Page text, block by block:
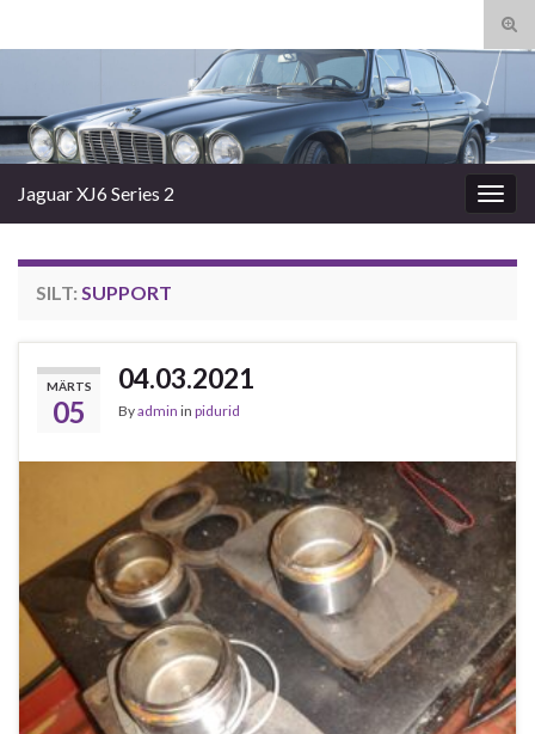
Search for:
Jaguar XJ6 Series 2
SILT: SUPPORT
MÄRTS
05
04.03.2021
Byadmin in pidurid